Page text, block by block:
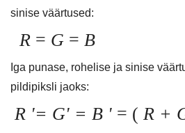
sinise väärtused:
R = G = B
Iga punase, rohelise ja sinise
pildipiksli jaoks:
R '= G' = B ' = ( R +